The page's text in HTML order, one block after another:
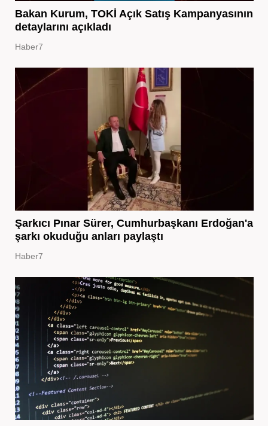
Bakan Kurum, TOKİ Açık Satış Kampanyasının
detaylarını açıkladı
Haber7
Şarkıcı Pınar Sürer, Cumhurbaşkanı Erdoğan'a
şarkı okuduğu anları paylaştı
Haber7